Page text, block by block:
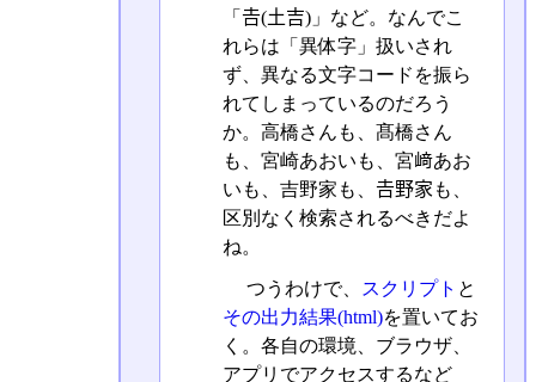
「𠮷(土吉)」など。なんでこ
れらは「異体字」扱いされ
ず、異なる文字コードを振ら
れてしまっているのだろう
か。高橋さんも、髙橋さん
も、宮崎あおいも、宮﨑あお
いも、吉野家も、𠮷野家も、
区別なく検索されるべきだよ
ね。
つうわけで、 スクリプト と
その出力結果(html)を置いてお
く。各自の環境、ブラウザ、
アプリでアクセスするなど